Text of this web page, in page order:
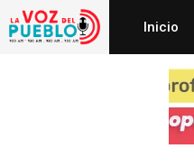
Inicio